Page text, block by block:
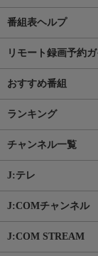
番組表ヘルプ
リモート録画予約
おすすめ番組
ランキング
チャンネル一覧
J:テレ
J:COMチャンネル
J:COM STREAM